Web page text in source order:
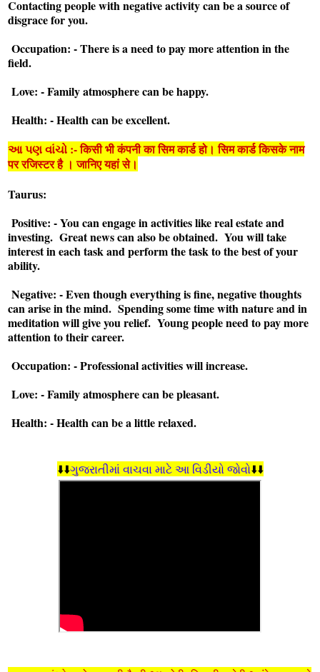
Contacting people with negative activity can be a source of
disgrace for you.
Occupation: - There is a need to pay more attention in the
field.
Love: - Family atmosphere can be happy.
Health: - Health can be excellent.
આ પણ વાંચો :- किसी भी कंपनी का सिम कार्ड हो। सिम कार्ड किसके नाम
पर रजिस्टर है । जानिए यहां से।
Taurus:
Positive: - You can engage in activities like real estate and
investing. Great news can also be obtained. You will take
interest in each task and perform the task to the best of your
ability.
Negative: - Even though everything is fine, negative thoughts
can arise in the mind. Spending some time with nature and in
meditation will give you relief. Young people need to pay more
attention to their career.
Occupation: - Professional activities will increase.
Love: - Family atmosphere can be pleasant.
Health: - Health can be a little relaxed.
⬇️⬇️ગુજરાતીમાં વાચવા માટે આ વિડીયો જોવો⬇️⬇️